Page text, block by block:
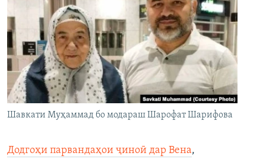
Шавкати Муҳаммад бо модараш Шарофат Шарифова
Додгоҳи парвандаҳои ҷиноӣ дар Вена,